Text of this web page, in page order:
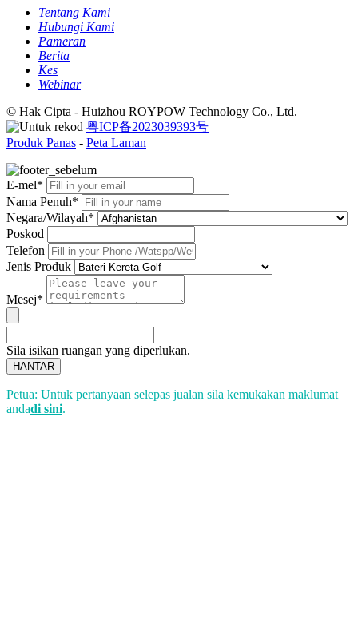
Tentang Kami
Hubungi Kami
Pameran
Berita
Kes
Webinar
© Hak Cipta - Huizhou ROYPOW Technology Co., Ltd.
粤ICP备2023039393号
Produk Panas - Peta Laman
E-mel*
Nama Penuh*
Negara/Wilayah*
Poskod
Telefon
Jenis Produk
Mesej*
Sila isikan ruangan yang diperlukan.
HANTAR
Petua: Untuk pertanyaan selepas jualan sila kemukakan maklumat
andadi sini.